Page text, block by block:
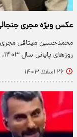
عکس ویژه مجری
محمدحسین میثاقی مجری
روزهای پایانی سال ۱۴۰۳، در صفحه اجتماعی خود تصویری به همراه…
۲۶ اسفند ۱۴۰۳